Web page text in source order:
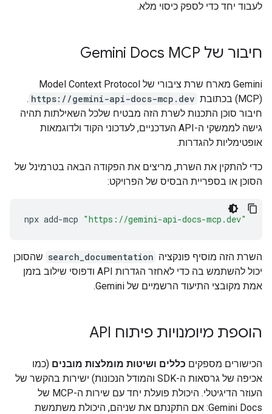
לעבוד יחד כדי לספק כיסוי מלא.
חיבור של Gemini Docs MCP
(MCP) בכתובת
https://gemini-api-docs-mcp.dev
.
חיבור סוכן התכנות לשרת הזה מבטיח שלכל השאילתות תהיה
גישה לממשקי ה-API העדכניים, לעדכוני הקוד ולדוגמאות
אופטימליות להגדרות.
כדי להתקין את השרת, מריצים את הפקודה הבאה בטרמינל של
הסוכן או בספריית הבסיס של הפרויקט:
npx add-mcp "https://gemini-api-docs-mcp.dev"
השרת הזה מוסיף פונקציה search_documentation שהסוכן
יכול להשתמש בה כדי לאחזר הגדרות API ודפוסי שילוב בזמן
אמת מקובצי התיעוד הרשמיים של Gemini.
הוספת מיומנויות פיתוח API
הכישורים מספקים כללים ושיטות מומלצות מובנים (כמו
אכיפה של גרסאות ה-SDK והמודל הנכונות) ישירות בהקשר של
העוזר הדיגיטלי. היכולת פועלת יחד עם שירות ה-MCP של
Gemini Docs: אם התקנתם את שניהם, היכולת משתמשת